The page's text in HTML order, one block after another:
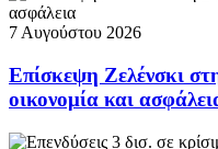
7 Αυγούστου 2026
Επίσκεψη Ζελένσκι
οικονομία και